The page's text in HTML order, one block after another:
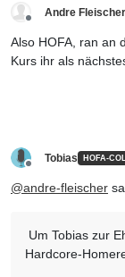
Andre Fleischer
Also HOFA, ran an
Kurs ihr als
Tobias HOFA-
@andre-fleischer
Um Tobias zur
Hardcore-